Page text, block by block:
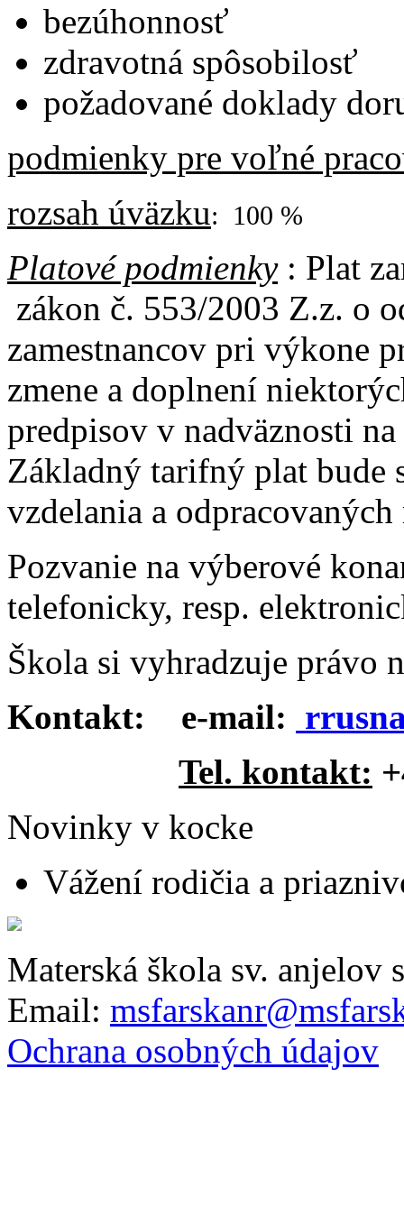
bezúhonnosť
zdravotná spôsobilosť
požadované doklady
podmienky pre voľné
rozsah úväzku: 100 %
Platové podmienky: Plat
zákon č. 553/2003 Z.z. o
zamestnancov pri výkone
zmene a doplnení
predpisov v nadväznosti
Základný tarifný plat bude
vzdelania a
Pozvanie na výberové
telefonicky, resp.
Škola si vyhradzuje právo
Kontakt: e-mail:
Tel. kontakt:
Novinky v kocke
Vážení rodičia a
Materská škola sv. anjelov
Email:
Ochrana osobných údajov